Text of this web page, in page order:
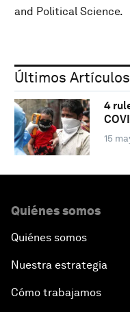
and Political Science.
Últimos Artículos
4
15
Quiénes somos
Quiénes somos
Nuestra estrategia
Cómo trabajamos